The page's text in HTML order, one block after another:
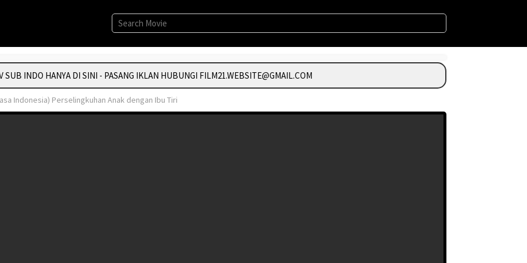
INDO HANYA DI SINI - PASANG IKLAN HUBUNGI FILM21.WEBSITE@GMAIL.COM
Indonesia) Perselingkuhan Anak dengan Ibu Tiri